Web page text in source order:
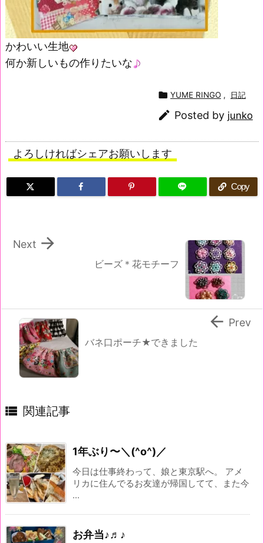
かわいい生地
何か新しいもの作りたいな
 YUME RINGO , 日記
 Posted by junko
よろしければシェアお願いします
Copy
ビーズ＊花モチーフ

Next
バネ口ポーチ★できました
 Prev
 関連記事
1年ぶり〜＼(^o^)／
今日は仕事終わって、娘と東京駅へ。 アメ
リカに住んでるお友達が帰国してて、また今
...
お弁当♪♬♪